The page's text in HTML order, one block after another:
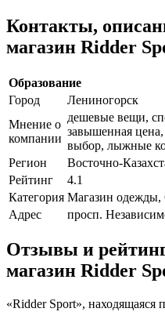
Контакты,
магазин Ridder
Образование
Город
Лениногорск
Мнение о
компании
дешевые вещи,
завышенная
выбор, лыжные
Регион
Восточно-
Рейтинг
4.1
Категория Магазин одежды,
Адрес
просп.
Отзывы и
магазин Ridder
«Ridder Sport», находящаяся